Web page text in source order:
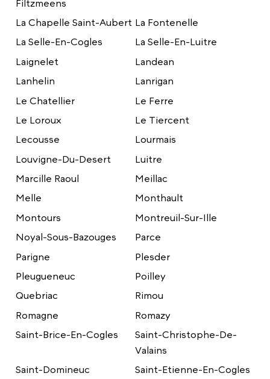
Filtzmeens
La Chapelle Saint-Aubert La Fontenelle
La Selle-En-Cogles
La Selle-En-Luitre
Laignelet
Landean
Lanhelin
Lanrigan
Le Chatellier
Le Ferre
Le Loroux
Le Tiercent
Lecousse
Lourmais
Louvigne-Du-Desert
Luitre
Marcille Raoul
Meillac
Melle
Monthault
Montours
Montreuil-Sur-Ille
Noyal-Sous-Bazouges
Parce
Parigne
Plesder
Pleugueneuc
Poilley
Quebriac
Rimou
Romagne
Romazy
Saint-Brice-En-Cogles
Saint-Christophe-De-
Valains
Saint-Domineuc
Saint-Etienne-En-Cogles